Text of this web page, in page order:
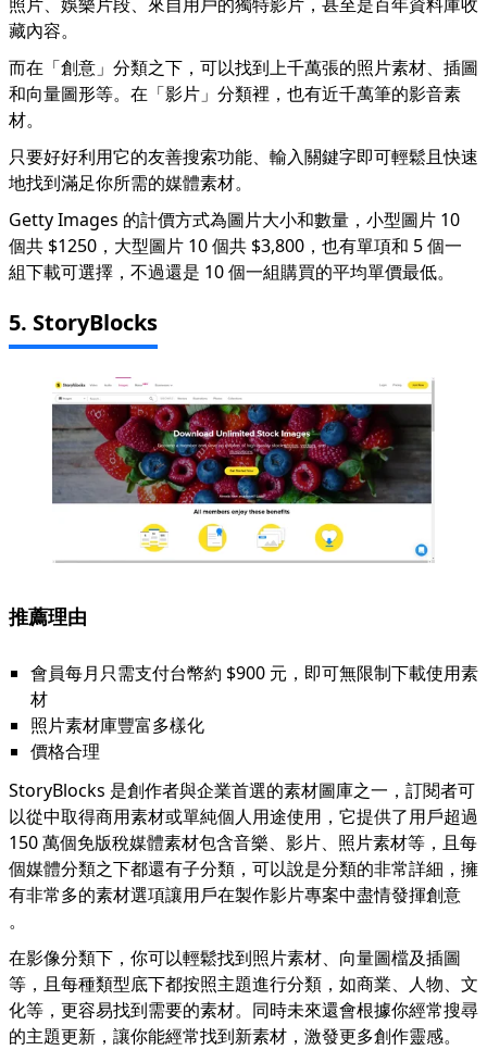
藏內容。
而在「創意」分類之下，可以找到上千萬張的照片素材、插圖
和向量圖形等。在「影片」分類裡，也有近千萬筆的影音素
材。
只要好好利用它的友善搜索功能、輸入關鍵字即可輕鬆且快速
地找到滿足你所需的媒體素材。
Getty Images 的計價方式為圖片大小和數量，小型圖片 10
個共 $1250，大型圖片 10 個共 $3,800，也有單項和 5 個一
組下載可選擇，不過還是 10 個一組購買的平均單價最低。
5. StoryBlocks
推薦理由
會員每月只需支付台幣約 $900 元，即可無限制下載使用素
材
照片素材庫豐富多樣化
價格合理
StoryBlocks 是創作者與企業首選的素材圖庫之一，訂閱者可
以從中取得商用素材或單純個人用途使用，它提供了用戶超過
150 萬個免版稅媒體素材包含音樂、影片、照片素材等，且每
個媒體分類之下都還有子分類，可以說是分類的非常詳細，擁
有非常多的素材選項讓用戶在製作影片專案中盡情發揮創意
。
在影像分類下，你可以輕鬆找到照片素材、向量圖檔及插圖
等，且每種類型底下都按照主題進行分類，如商業、人物、文
化等，更容易找到需要的素材。同時未來還會根據你經常搜尋
的主題更新，讓你能經常找到新素材，激發更多創作靈感。